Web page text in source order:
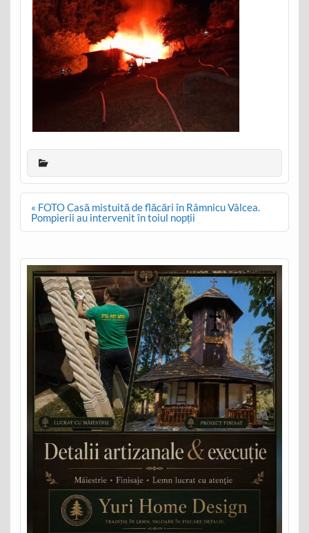
Post
navigation
« FOTO Casă mistuită de flăcări în Râmnicu Vâlcea.
Pompierii au intervenit în toiul nopții